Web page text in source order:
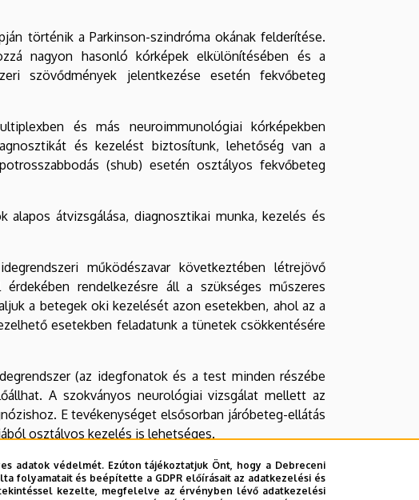
adatok védelmét. Ezúton tájékoztatjuk Önt, hogy a Debreceni
folyamatait és beépítette a GDPR előírásait az adatkezelési és
kezelte, megfelelve az érvényben lévő adatkezelési
történik a Parkinson-szindróma okának felderítése.
nagyon hasonló kórképek elkülönítésében és a
szövődmények jelentkezése esetén fekvőbeteg
és más neuroimmunológiai kórképekben
és kezelést biztosítunk, lehetőség van a
(shub) esetén osztályos fekvőbeteg
átvizsgálása, diagnosztikai munka, kezelés és
működészavar következtében létrejövő
rendelkezésre áll a szükséges műszeres
a betegek oki kezelését azon esetekben, ahol az a
esetekben feladatunk a tünetek csökkentésére
(az idegfonatok és a test minden részébe
A szokványos neurológiai vizsgálat mellett az
E tevékenységet elsősorban járóbeteg-ellátás
osztályos kezelés is lehetséges.
a másnapi ébrenlét zavarával is járnak) gondos
a gyógyszeres vagy egyéb típusú kezelésre. Otthoni